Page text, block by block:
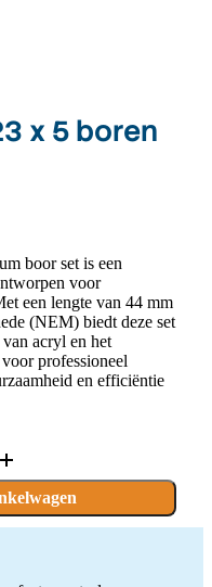
x 5 boren
boor set is een
voor
een lengte van 44 mm
(NEM) biedt deze set
acryl en het
professioneel
en efficiëntie